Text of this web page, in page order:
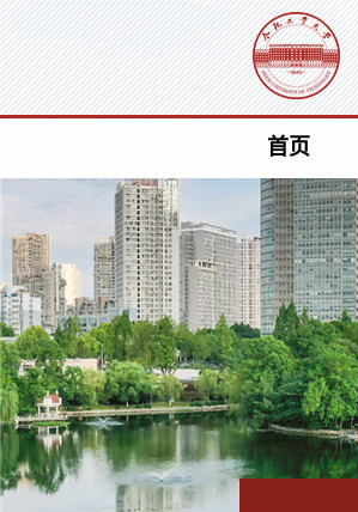
首页